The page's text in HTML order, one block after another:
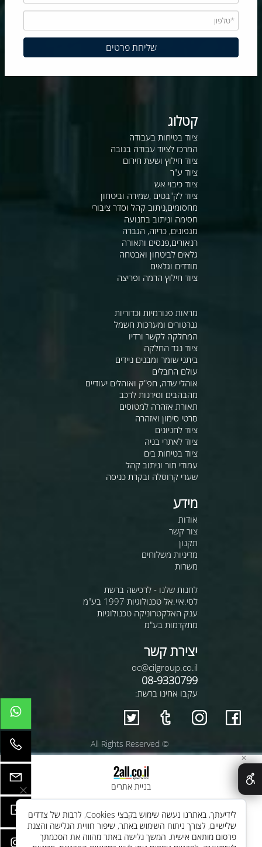
קטלוג
ציוד בטיחות בעבודה
המרכז לציוד עבודה בגובה
ציוד חילוץ ושעת חירום
ציוד ע"ר
ציוד כיבוי אש
ציוד לק"בטים ,שמירה וביטחון
מחסומים,ניתוב קהל וסדר ציבורי
חסימה וניתוב בתנועה
מגפונים, כריזה, הגברה
רנאורים,פנסים ותאורה
גלאים לביטחון ואבטחה
מודדים וגלאים
ציוד חילוץ הרמה ופריצה
מראות פנורמיות וכדוריות
גנרטורים ומערכות חשמל
המחלקה לקשר ורדיו
ציוד נגד החלקה
ביתני שומר ומבנים ניידים
עולם החבלים
אוהלי שדה, חפ"ק ואוהלים יעודיים
מהבהבים וסירנות לרכב
תאורת אזהרה למטוסים
סרטי סימון ואזהרה
ציוד לחניונים
ציוד לאתרי בניה
ציוד בטיחות בים
עמודי תור וניתוב קהל
שערי קרוסלה ובקרת כניסה
מידע
אודות
צור קשר
תקנון
מדיניות משלוחים
משרות
לחנות שלנו - לרכישה ברשת
לסי.איי.אל טכנולוגיות 1997 בע"מ
ענק האלקטרוניקה טכנולוגיות
מתקדמות בע"מ
יצירת קשר
oc@cilgroup.co.il
08-9330799
עקבו אחינו ברשת:
© All Rights Reserved
בניית אתרים
✕
לידיעתך, באתרנו נעשה שימוש בקבצי Cookies, לרבות של צדדים
שלישיים, לצורך ניתוח השימוש באתר, שיפור חוויית הגלישה והצגת
פרסום מותאם אישית. המשך גלישה באתר מהווה את הסכמתך